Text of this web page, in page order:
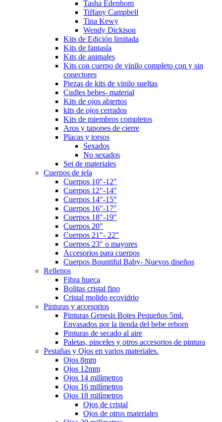
Tasha Edenhom
Tiffany Campbell
Tina Kewy
Wendy Dickison
Kits de Edición limitada
Kits de fantasía
Kits de animales
Kits con cuerpo de vinilo completo con y sin
conectores
Piezas de kits de vinilo sueltas
Cudles bebes- material
Kits de ojos abiertos
kits de ojos cerrados
Kits de miembros completos
Aros y tapones de cierre
Placas y torsos
Sexados
No sexados
Set de materiales
Cuerpos de tela
Cuerpos 10″-12″
Cuerpos 12″-14″
Cuerpos 14″-15″
Cuerpos 16″-17″
Cuerpos 18″-19″
Cuerpos 20″
Cuerpos 21″- 22″
Cuerpos 23″ o mayores
Accesorios para cuerpos
Cuerpos Bountiful Baby- Nuevos diseños
Rellenos
Fibra hueca
Bolitas cristal fino
Cristal molido ecovidrio
Pinturas y accesorios
Pinturas Genesis Botes Pequeños 5ml.
Envasados por la tienda del bebe reborn
Pinturas de secado al aire
Paletas, pinceles y otros accesorios de pintura
Pestañas y Ojos en varios materiales.
Ojos 8mm
Ojos 12mm
Ojos 14 milímetros
Ojos 16 milímetros
Ojos 18 milímetros
Ojos de cristal
Ojos de otros materiales